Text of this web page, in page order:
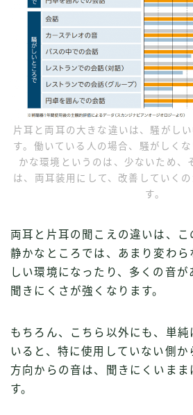
片耳と両耳の大きな違いは、騒がし
す。働いている人の場合、騒がしく
かな環境というのは、少ないため、
は、両耳装用にして、改善していく
す。
両耳と片耳の聞こえの違いは、こ
静かなところでは、あまり変わ
しい環境になったり、多くの音が
聞きにくさが強くなります。
もちろん、こちら以外にも、単純
いると、特に使用していない側か
方向からの音は、聞きにくいまま
す。